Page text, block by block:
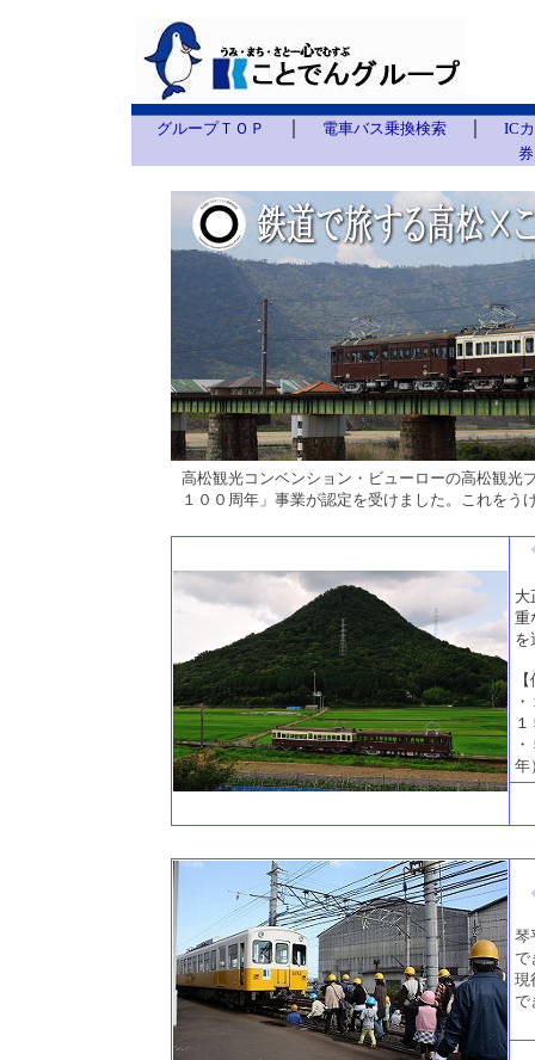
グループＴＯＰ 電車バス乗換検索
IC
券
高松観光コンベンション・ビューローの高松観光
１００周年」事業が認定を受けました。これを
大
重
を
年
琴
で
現
で